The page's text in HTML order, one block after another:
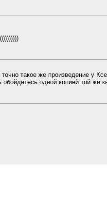
такое же произведение у
одной копией той же